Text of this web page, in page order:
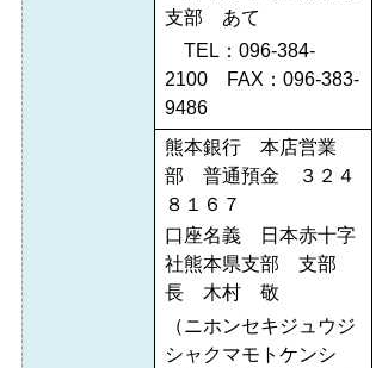
支部 あて
TEL：096-384-
2100 FAX：096-383-
9486
熊本銀行 本店営業
部 普通預金 ３２４
８１６７
口座名義 日本赤十字
社熊本県支部 支部
長 木村 敬
（ニホンセキジュウジ
シャクマモトケンシ